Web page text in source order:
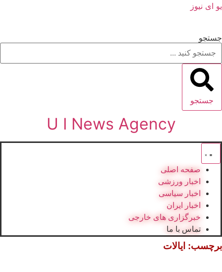
یو ای نیوز
جستجو
جستجو
U I News Agency
صفحه اصلی
اخبار ورزشی
اخبار سیاسی
اخبار ایران
خبرگزاری های خارجی
تماس با ما
برچسب: ايالات